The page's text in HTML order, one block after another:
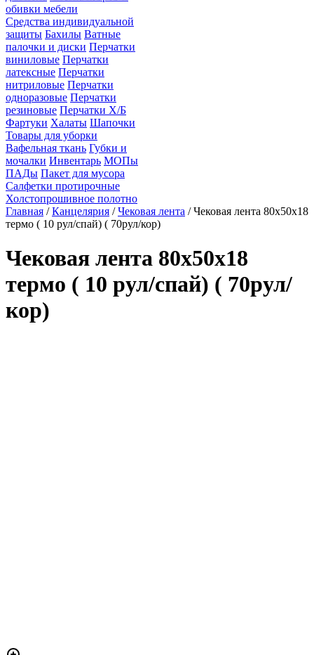
обивки мебели
Средства индивидуальной
защиты Бахилы Ватные
палочки и диски Перчатки
виниловые Перчатки
латексные Перчатки
нитриловые Перчатки
одноразовые Перчатки
резиновые Перчатки Х/Б
Фартуки Халаты Шапочки
Товары для уборки
Вафельная ткань Губки и
мочалки Инвентарь МОПы
ПАДы Пакет для мусора
Салфетки протирочные
Холстопрошивное полотно
Главная /Канцелярия /Чековая лента / Чековая лента 80х50х18
термо ( 10 рул/спай) ( 70рул/кор)
Чековая лента 80х50х18
термо ( 10 рул/спай) ( 70рул/
кор)